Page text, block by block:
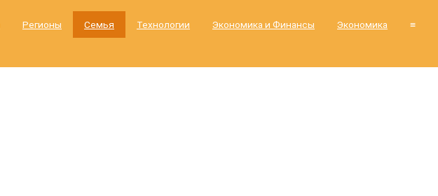
Регионы Семья Технологии Экономика и Финансы Экономика ≡